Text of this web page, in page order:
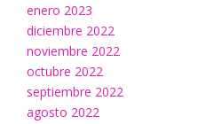
enero 2023
diciembre 2022
noviembre 2022
octubre 2022
septiembre 2022
agosto 2022